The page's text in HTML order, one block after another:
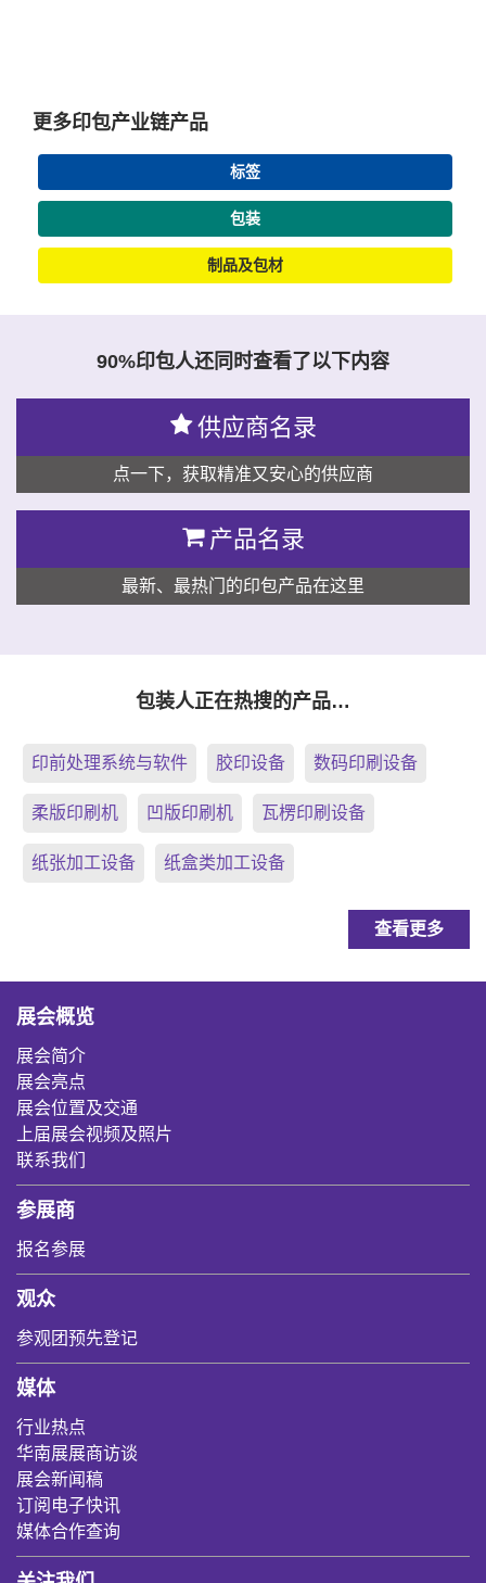
更多印包产业链产品
标签
包装
制品及包材
90%印包人还同时查看了以下内容
供应商名录
点一下，获取精准又安心的供应商
产品名录
最新、最热门的印包产品在这里
包装人正在热搜的产品…
印前处理系统与软件 胶印设备 数码印刷设备
柔版印刷机 凹版印刷机 瓦楞印刷设备
纸张加工设备 纸盒类加工设备
查看更多
展会概览
展会简介
展会亮点
展会位置及交通
上届展会视频及照片
联系我们
参展商
报名参展
观众
参观团预先登记
媒体
行业热点
华南展展商访谈
展会新闻稿
订阅电子快讯
媒体合作查询